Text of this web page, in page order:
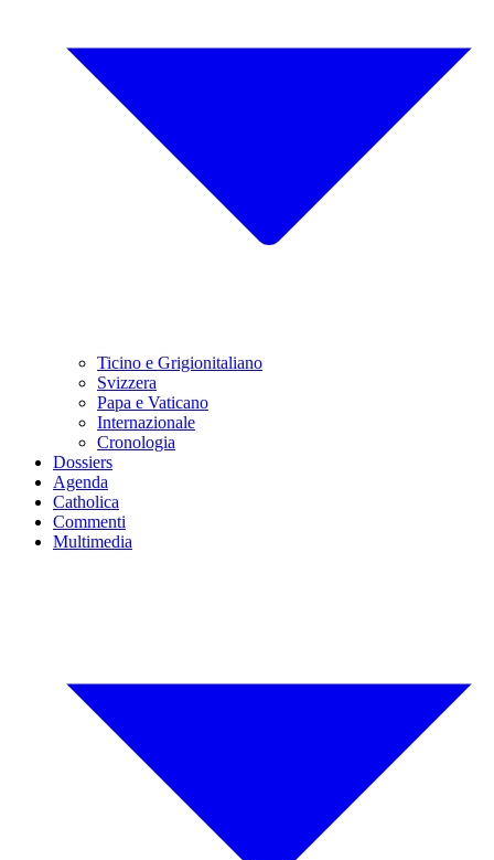
Ticino e Grigionitaliano
Svizzera
Papa e Vaticano
Internazionale
Cronologia
Dossiers
Agenda
Catholica
Commenti
Multimedia